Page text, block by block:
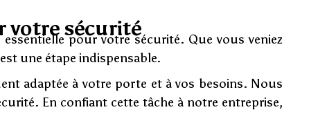
votre sécurité
pour votre sécurité. Que vous veniez
est une étape indispensable.
adaptée à votre porte et à vos besoins. Nous
En confiant cette tâche à notre entreprise,